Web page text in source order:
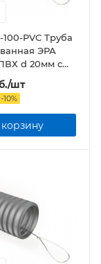
100-PVС Труба
ЭРА
d 20мм с
100м бухта
/шт
-10%